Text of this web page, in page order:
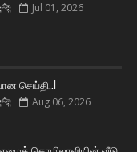
Jul 01, 2026
செய்தி..!
Aug 06, 2026